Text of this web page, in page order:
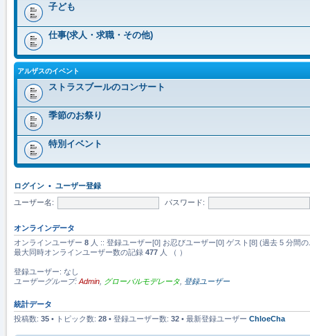
子ども
仕事(求人・求職・その他)
アルザスのイベント
ストラスブールのコンサート
季節のお祭り
特別イベント
ログイン • ユーザー登録
ユーザー名: パスワード:
オンラインデータ
オンラインユーザー 8 人 :: 登録ユーザー[0] お忍びユーザー[0] ゲスト[8] (過去 5 分間
最大同時オンラインユーザー数の記録 477 人 （ ）
登録ユーザー: なし
ユーザーグループ: Admin グローバルモデレータ 登録ユーザー
統計データ
投稿数: 35 • トピック数: 28 • 登録ユーザー数: 32 • 最新登録ユーザー ChloeCha